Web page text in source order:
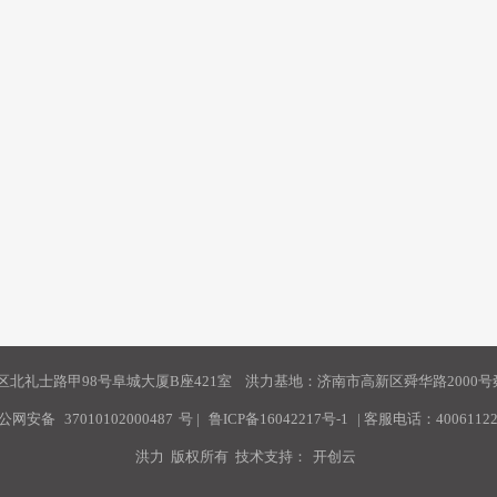
北礼士路甲98号阜城大厦B座421室 洪力基地：济南市高新区舜华路2000号
网安备 37010102000487 号 | 鲁ICP备16042217号-1 | 客服电话：
洪力 版权所有 技术支持： 开创云